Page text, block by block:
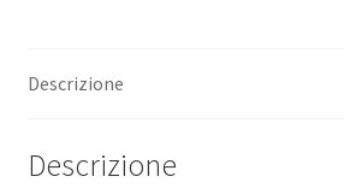
Descrizione
Descrizione